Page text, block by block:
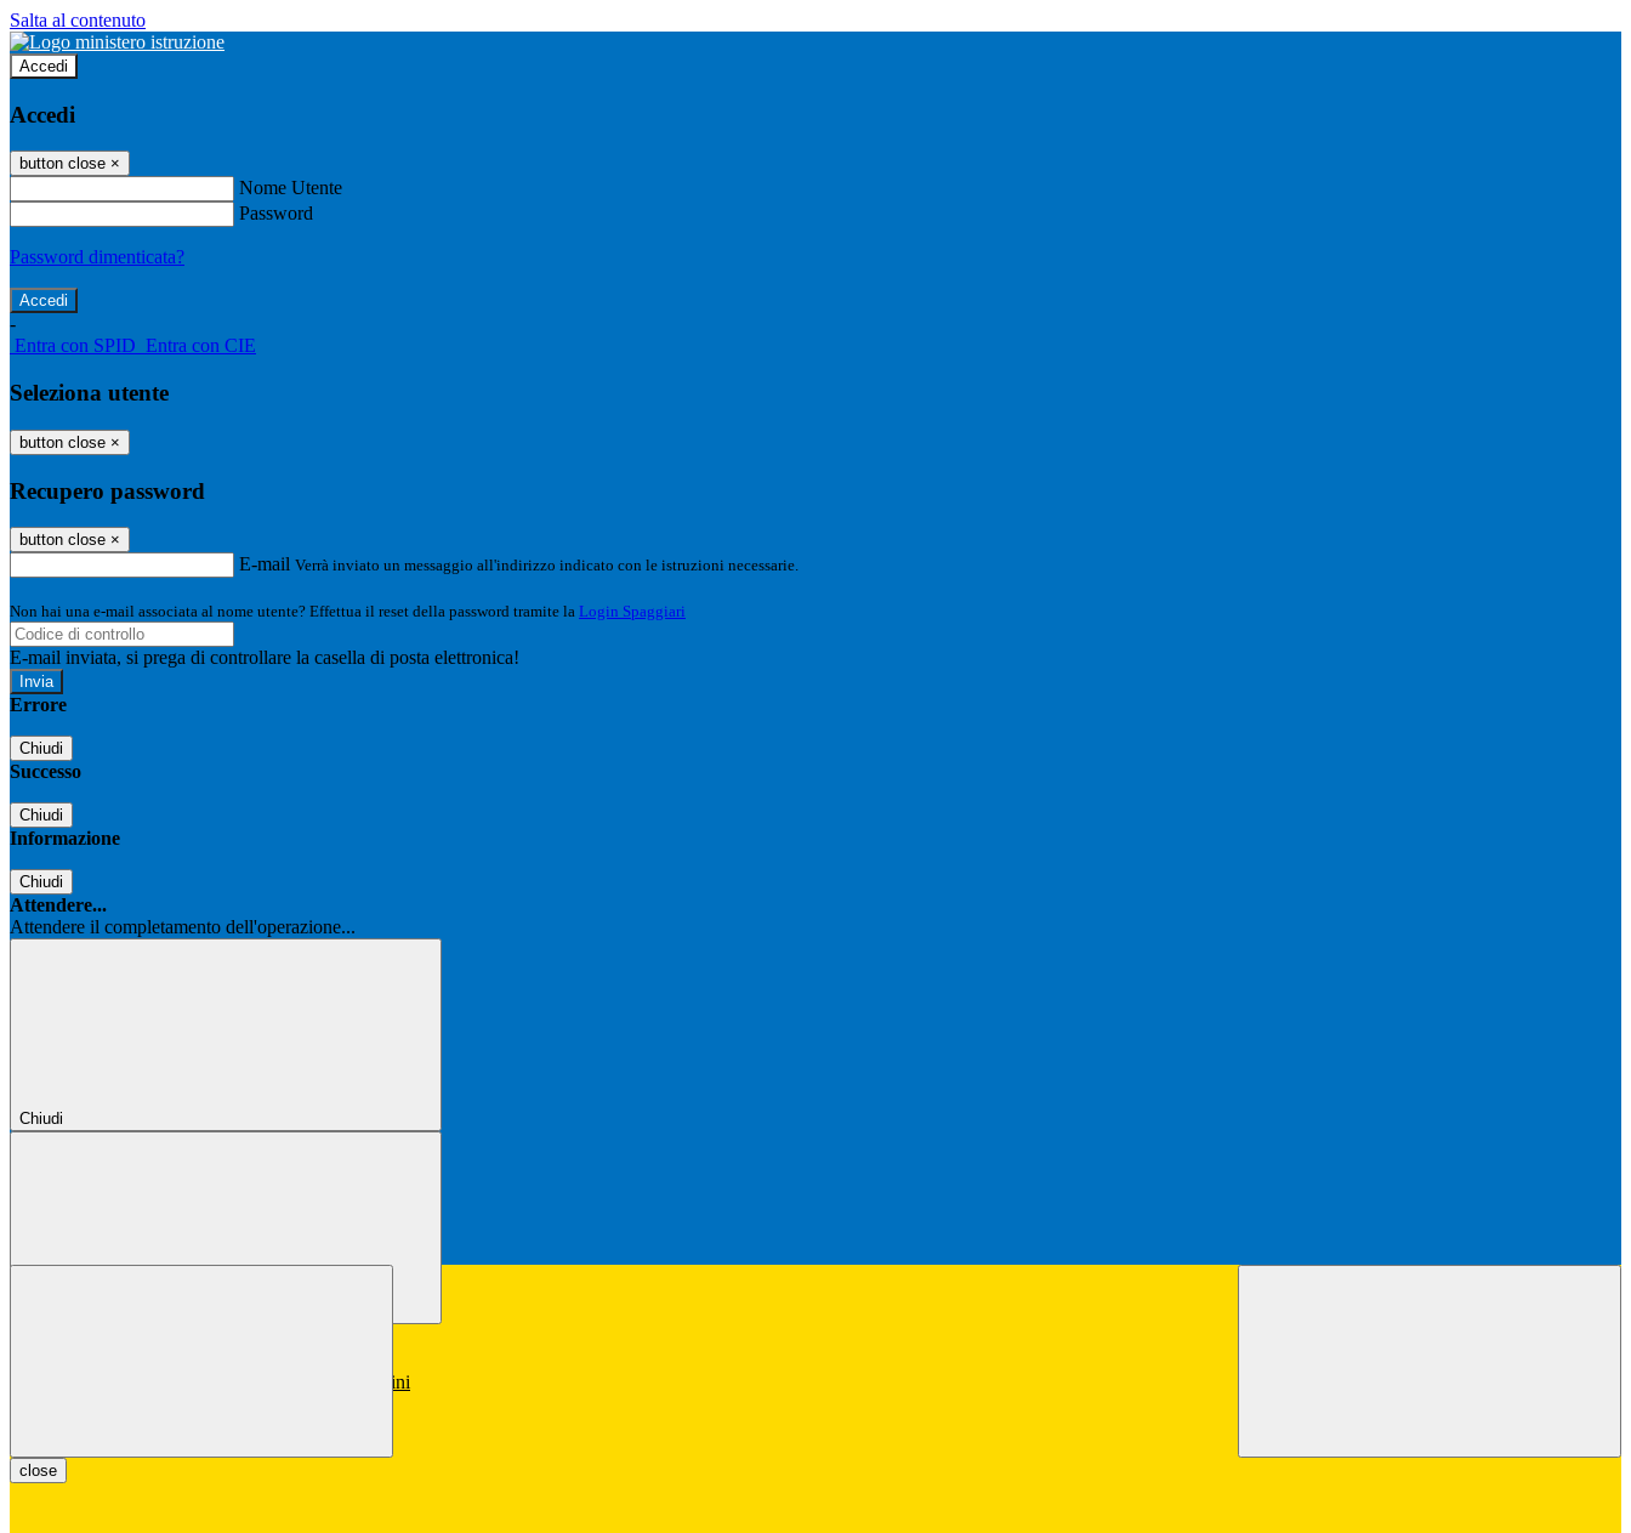
Salta al contenuto
Accedi
Accedi
button close ×
Nome Utente
Password
Password dimenticata?
-
Entra con SPID Entra con CIE
Seleziona utente
button close ×
Recupero password
button close ×
E-mail Verrà inviato un messaggio all'indirizzo indicato con le istruzioni necessarie.
Non hai una e-mail associata al nome utente? Effettua il reset della password tramite la Login Spaggiari
E-mail inviata, si prega di controllare la casella di posta elettronica!
Errore
Chiudi
Successo
Chiudi
Informazione
Chiudi
Attendere...
Attendere il completamento dell'operazione...
Chiudi
close